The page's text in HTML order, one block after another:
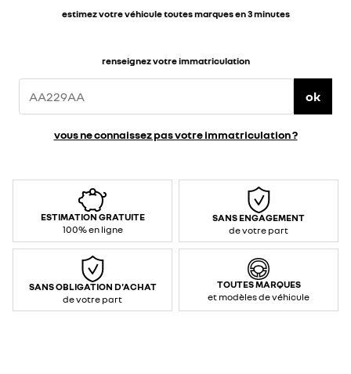
estimez votre véhicule toutes marques en 3 minutes
renseignez votre immatriculation
ok
vous ne connaissez pas votre immatriculation ?
ESTIMATION GRATUITE
100% en ligne
SANS ENGAGEMENT
de votre part
SANS OBLIGATION D'ACHAT
de votre part
TOUTES MARQUES
et modèles de véhicule